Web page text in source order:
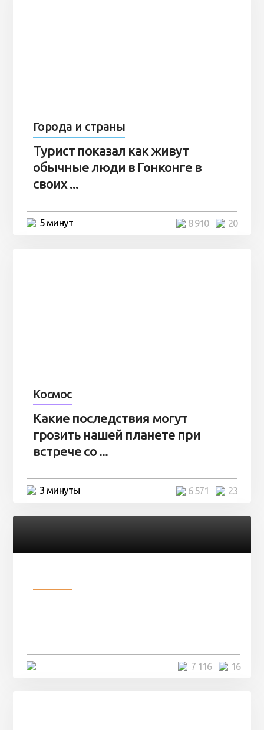
Города и страны
Турист показал как живут
обычные люди в Гонконге в
своих ...
5 минут 20
8 910
Космос
Какие последствия могут
грозить нашей планете при
встрече со ...
3 минуты 23
6 571
16
7 116